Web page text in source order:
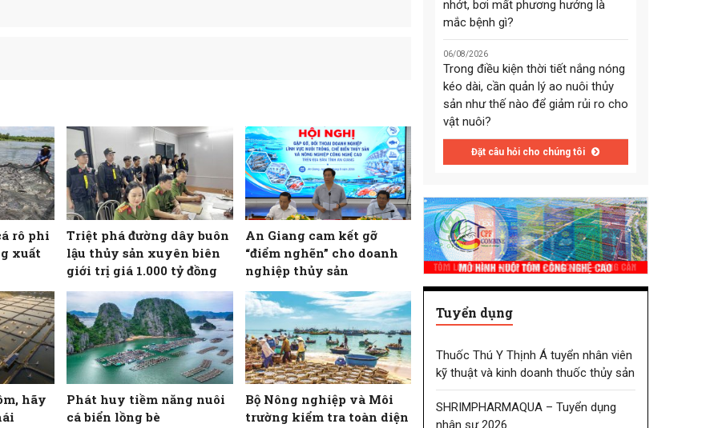
rô phi
xuất
Triệt phá đường dây buôn
lậu thủy sản xuyên biên
giới trị giá 1.000 tỷ đồng
An Giang cam kết gỡ
“điểm nghẽn” cho doanh
nghiệp thủy sản
hãy
Phát huy tiềm năng nuôi
cá biển lồng bè
Bộ Nông nghiệp và Môi
trường kiểm tra toàn diện
nhớt, bơi mất phương hướng là
mắc bệnh gì?
06/08/2026
Trong điều kiện thời tiết nắng nóng
kéo dài, cần quản lý ao nuôi thủy
sản như thế nào để giảm rủi ro cho
vật nuôi?
Đặt câu hỏi cho chúng tôi
Tuyển dụng
Thuốc Thú Y Thịnh Á tuyển nhân viên
kỹ thuật và kinh doanh thuốc thủy sản
SHRIMPHARMAQUA – Tuyển dụng
nhân sự 2026